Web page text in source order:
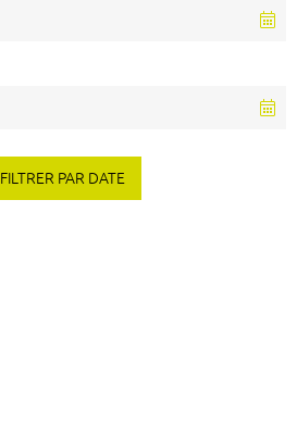
FILTRER PAR DATE